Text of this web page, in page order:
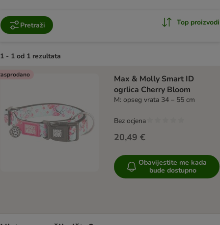
Pretraži Top proizvodi
1 - 1 od 1 rezultata
artikli proizvoda su promijenjeni
Max & Molly Smart ID
ogrlica Cherry Bloom
M: opseg vrata 34 – 55 cm
20,49 €
Bez ocjena
Obavijestite me kada
bude dostupno